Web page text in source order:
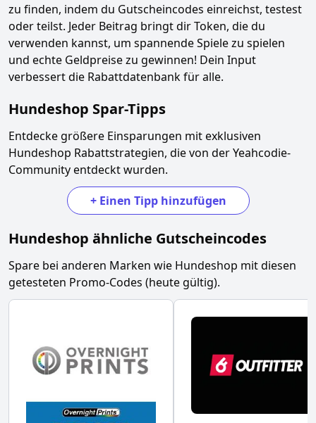
zu finden, indem du Gutscheincodes einreichst, testest
oder teilst. Jeder Beitrag bringt dir Token, die du
verwenden kannst, um spannende Spiele zu spielen
und echte Geldpreise zu gewinnen! Dein Input
verbessert die Rabattdatenbank für alle.
Hundeshop Spar-Tipps
Entdecke größere Einsparungen mit exklusiven
Hundeshop Rabattstrategien, die von der Yeahcodie-
Community entdeckt wurden.
+ Einen Tipp hinzufügen
Hundeshop ähnliche Gutscheincodes
Spare bei anderen Marken wie Hundeshop mit diesen
getesteten Promo-Codes (heute gültig).